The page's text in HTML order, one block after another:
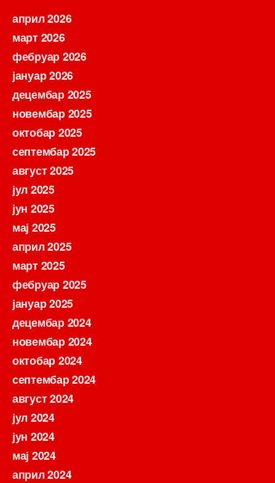
април 2026
март 2026
фебруар 2026
јануар 2026
децембар 2025
новембар 2025
октобар 2025
септембар 2025
август 2025
јул 2025
јун 2025
мај 2025
април 2025
март 2025
фебруар 2025
јануар 2025
децембар 2024
новембар 2024
октобар 2024
септембар 2024
август 2024
јул 2024
јун 2024
мај 2024
април 2024